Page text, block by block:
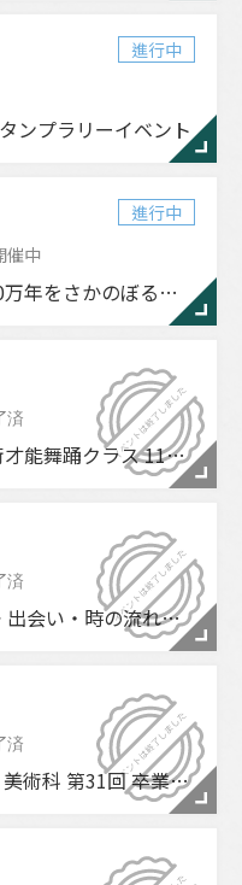
進行中
ンプラリーイベント
進行中
催中
「澎湖に到着した瞬間、1600万年をさかのぼる旅へ」— 潘氏澎湖ワニ化石レプリカ、澎湖空港で展示中
済
澎湖県立文光国民中学校 芸術才能舞踊クラス 114学年度 教学成果発表会
済
澎湖県ハッピーアート協会 ― 出会い・時の流れ：記憶の再現
済
国立馬公高等学校 114学年度 美術科 第31回 卒業美術展